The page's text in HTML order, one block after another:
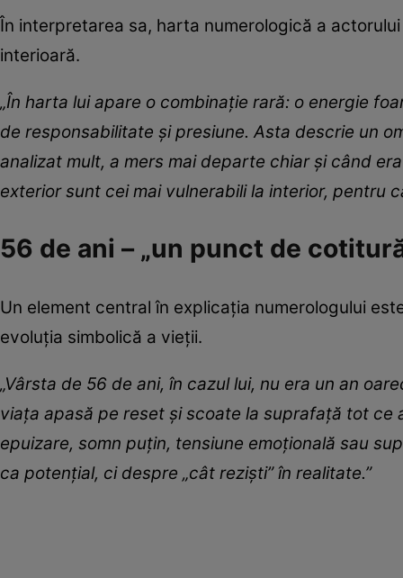
În interpretarea sa, harta numerologică a
interioară.
„În harta lui apare o combinație rară: o energie
de responsabilitate și presiune. Asta descrie un
analizat mult, a mers mai departe chiar și când
exterior sunt cei mai vulnerabili la interior, pentru
56 de ani – „un punct de
Un element central în explicația numerologului
evoluția simbolică a vieții.
„Vârsta de 56 de ani, în cazul lui, nu era un an
viața apasă pe reset și scoate la suprafață tot
epuizare, somn puțin, tensiune emoțională sau
ca potențial, ci despre „cât reziști” în realitate.”